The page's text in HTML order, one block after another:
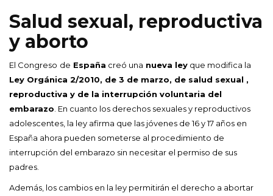
Salud sexual, reproductiva
y aborto
El Congreso de España creó una nueva ley que modifica la
Ley Orgánica 2/2010, de 3 de marzo, de salud sexual ,
reproductiva y de la interrupción voluntaria del
embarazo . En cuanto los derechos sexuales y reproductivos
adolescentes, la ley afirma que las jóvenes de 16 y 17 años en
España ahora pueden someterse al procedimiento de
interrupción del embarazo sin necesitar el permiso de sus
padres.
Además, los cambios en la ley permitirán el derecho a abortar